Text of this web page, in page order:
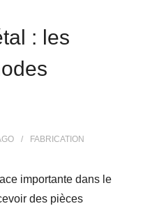
: les
FABRICATION
importante dans le
des pièces